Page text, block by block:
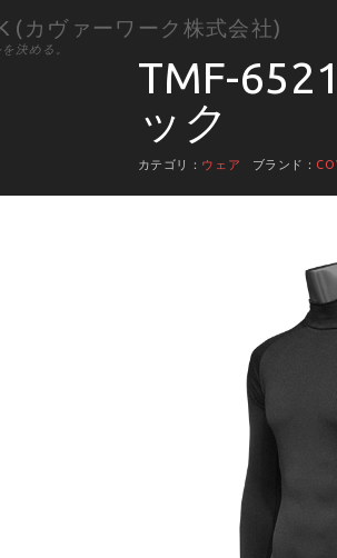
(カヴァーワーク株式会社)
決める。
TMF-
ック
カテゴリ： ウェア ブランド：